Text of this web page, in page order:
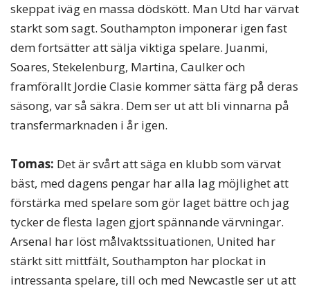
skeppat iväg en massa dödskött. Man Utd har värvat
starkt som sagt. Southampton imponerar igen fast
dem fortsätter att sälja viktiga spelare. Juanmi,
Soares, Stekelenburg, Martina, Caulker och
framförallt Jordie Clasie kommer sätta färg på deras
säsong, var så säkra. Dem ser ut att bli vinnarna på
transfermarknaden i år igen.
Tomas: Det är svårt att säga en klubb som värvat
bäst, med dagens pengar har alla lag möjlighet att
förstärka med spelare som gör laget bättre och jag
tycker de flesta lagen gjort spännande värvningar.
Arsenal har löst målvaktssituationen, United har
stärkt sitt mittfält, Southampton har plockat in
intressanta spelare, till och med Newcastle ser ut att